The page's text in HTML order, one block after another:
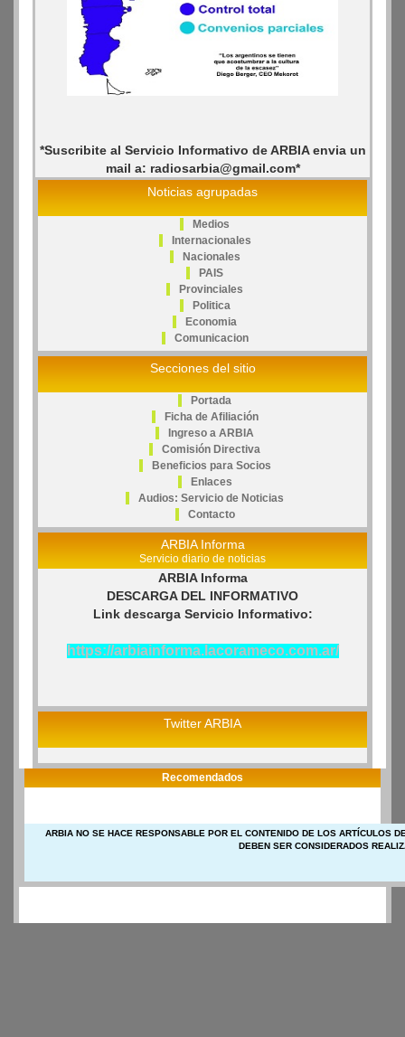
*Suscribite al Servicio Informativo de ARBIA envia un
mail a: radiosarbia@gmail.com*
Noticias agrupadas
Medios
Internacionales
Nacionales
PAIS
Provinciales
Politica
Economia
Comunicacion
Secciones del sitio
Portada
Ficha de Afiliación
Ingreso a ARBIA
Comisión Directiva
Beneficios para Socios
Enlaces
Audios: Servicio de Noticias
Contacto
ARBIA Informa
Servicio diario de noticias
ARBIA Informa
DESCARGA DEL INFORMATIVO
Link descarga Servicio Informativo:
https://arbiainforma.lacorameco.com.ar/
Twitter ARBIA
Recomendados
ARBIA NO SE HACE RESPONSABLE POR EL CONTENIDO DE LOS ARTÍCULOS
DEBEN SER CONSIDERADOS